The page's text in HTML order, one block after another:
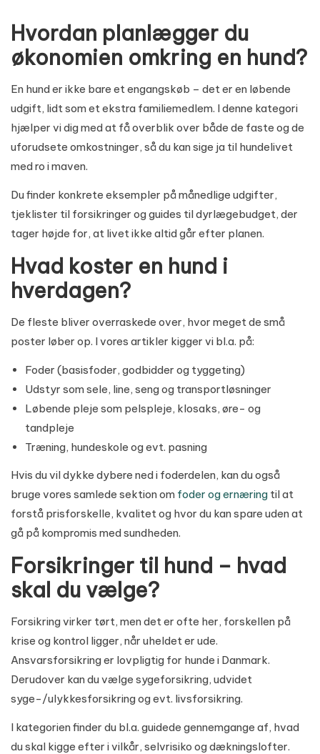
Hvordan planlægger du
økonomien omkring en hund?
En hund er ikke bare et engangskøb – det er en løbende
udgift, lidt som et ekstra familiemedlem. I denne kategori
hjælper vi dig med at få overblik over både de faste og de
uforudsete omkostninger, så du kan sige ja til hundelivet
med ro i maven.
Du finder konkrete eksempler på månedlige udgifter,
tjeklister til forsikringer og guides til dyrlægebudget, der
tager højde for, at livet ikke altid går efter planen.
Hvad koster en hund i
hverdagen?
De fleste bliver overraskede over, hvor meget de små
poster løber op. I vores artikler kigger vi bl.a. på:
Foder (basisfoder, godbidder og tyggeting)
Udstyr som sele, line, seng og transportløsninger
Løbende pleje som pelspleje, klosaks, øre- og
tandpleje
Træning, hundeskole og evt. pasning
Hvis du vil dykke dybere ned i foderdelen, kan du også
bruge vores samlede sektion om foder og ernæring til at
forstå prisforskelle, kvalitet og hvor du kan spare uden at
gå på kompromis med sundheden.
Forsikringer til hund – hvad
skal du vælge?
Forsikring virker tørt, men det er ofte her, forskellen på
krise og kontrol ligger, når uheldet er ude.
Ansvarsforsikring er lovpligtig for hunde i Danmark.
Derudover kan du vælge sygeforsikring, udvidet
syge-/ulykkesforsikring og evt. livsforsikring.
I kategorien finder du bl.a. guidede gennemgange af, hvad
du skal kigge efter i vilkår, selvrisiko og dækningslofter.